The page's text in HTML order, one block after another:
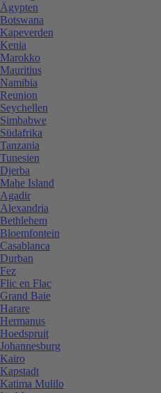
Ägypten
Botswana
Kapeverden
Kenia
Marokko
Mauritius
Namibia
Reunion
Seychellen
Simbabwe
Südafrika
Tanzania
Tunesien
Djerba
Mahe Island
Agadir
Alexandria
Bethlehem
Bloemfontein
Casablanca
Durban
Fez
Flic en Flac
Grand Baie
Harare
Hermanus
Hoedspruit
Johannesburg
Kairo
Kapstadt
Katima Mulilo